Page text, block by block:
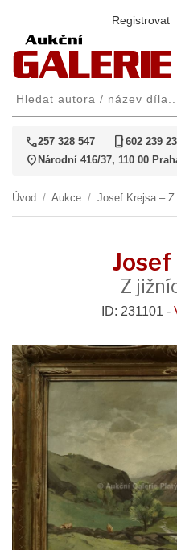
Registrovat
call257 328 547 phone_iphone602 239
location_on Národní 416/37, 110 00
Úvod / Aukce / Josef Krejsa –
Josef
Z
ID: 231101 -